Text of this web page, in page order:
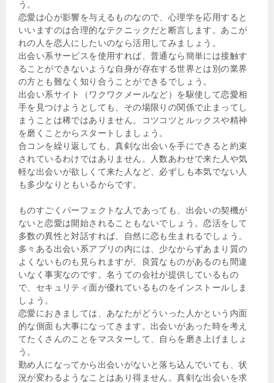
う。
恋愛は心が影響を与えるものなので、心理学を応用すると
いいますのは合理的なテクニックだと断言します。あこが
れの人を恋人にしたいのなら活用してみましょう。
出会い系サービスを使用すれば、普通なら簡単には接触す
ることができないような自身が存在する世界とは別の業界
の方とも難なく知り合うことができるでしょう。
出会い系サイト（ワクワクメールなど）を駆使して恋愛相
手を見つけようとしても、その場限りの関係で止まってし
まうことは稀ではありません。コツコツとルックスや精神
を磨くことからスタートしましょう。
合コンを繰り返しても、真剣な出会いを手にできると約束
されているわけではありません。人数あわせで来た人や気
軽な出会いが欲しくて来た人など、必ずしも本気でない人
も多少なりともいるからです。
ものすごくパーフェクトな人であっても、出会いの契機が
ないと恋愛は開始されることもないでしょう。恋活をして
多数の異性と対話すれば、自然に恋も生まれるでしょう。
多々ある出会い系アプリの内には、少なからずあまり質の
よくないものも見られますが、良質なものがあるのも間違
いなく事実なのです。名うての会社が提供しているもの
で、セキュリティ面が優れているものをインストールしま
しょう。
恋愛におきましては、あなたがどういった人かという内面
的な側面も大事になってきます。出会いがあった時を考え
てたくさんのことをマスターして、自らを磨き上げましょ
う。
勤め人になってから出会いがないと落ち込んでいても、状
況が変わるようなことはあり得ません。真剣な出会いを求